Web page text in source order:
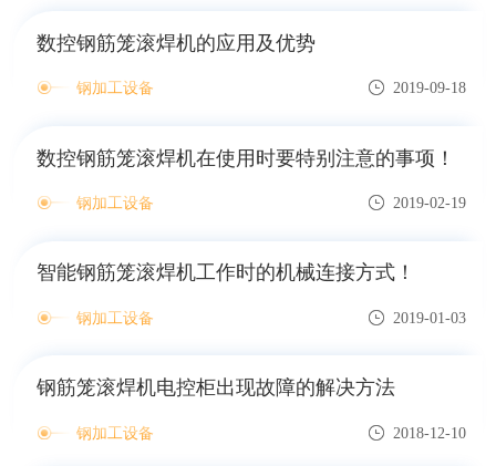
数控钢筋笼滚焊机的应用及优势
钢加工设备 2019-09-18
数控钢筋笼滚焊机在使用时要特别注意的事项！
钢加工设备 2019-02-19
智能钢筋笼滚焊机工作时的机械连接方式！
钢加工设备 2019-01-03
钢筋笼滚焊机电控柜出现故障的解决方法
钢加工设备 2018-12-10